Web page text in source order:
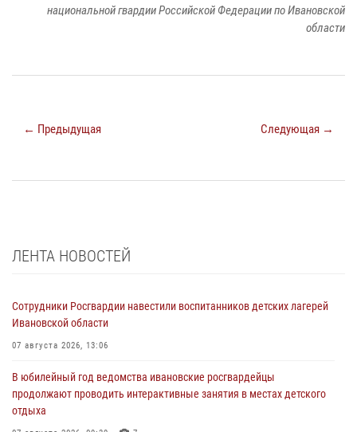
национальной гвардии Российской Федерации по Ивановской
области
← Предыдущая Следующая →
ЛЕНТА НОВОСТЕЙ
Сотрудники Росгвардии навестили воспитанников детских лагерей
Ивановской области
07 августа 2026, 13:06
В юбилейный год ведомства ивановские росгвардейцы
продолжают проводить интерактивные занятия в местах детского
отдыха